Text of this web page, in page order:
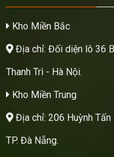
Kho Miền Bắc
Địa chỉ: Đối diện lô 36
Thanh Trì - Hà Nội.
Kho Miền Trung
Địa chỉ: 206 Huỳnh Tấn
TP. Đà Nẵng.